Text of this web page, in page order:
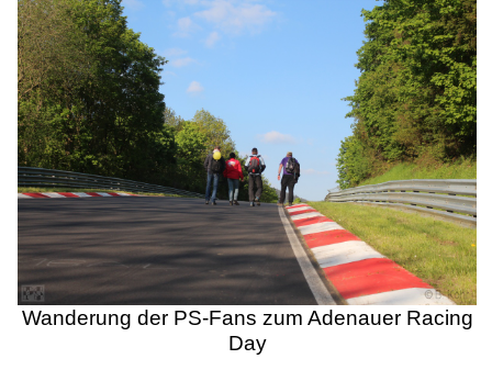
Wanderung der PS-Fans zum Adenauer Racing
Day